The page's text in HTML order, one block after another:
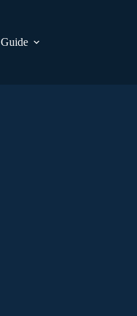
Guide